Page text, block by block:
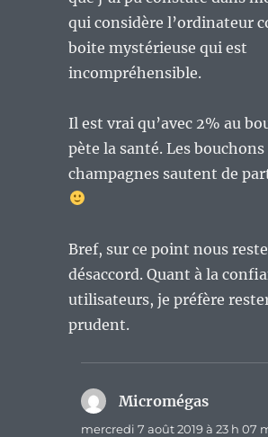
qui considère l’ordinateur
boite mystérieuse qui est
incompréhensible.
Il est vrai qu’avec 2% au
pète la santé. Les bouchons
champagnes sautent de
Bref, sur ce point nous
désaccord. Quant à la
utilisateurs, je préfère
prudent.
Micromégas
mercredi 7 août 2019 à 23 h 07